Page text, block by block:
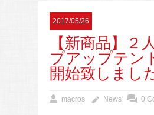
2017/05/26
【新商品】２
プアップテン
開始致しまし
macros News 0